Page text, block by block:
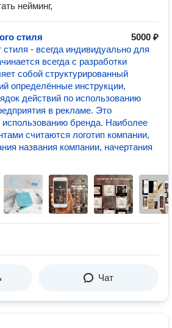
нейминг,
стиля
5000 ₽
- всегда индивидуально для
всегда с разработки
собой структурированный
определённые инструкции,
действий по использованию
в рекламе. Это
бренда. Наиболее
считаются логотип компании,
названия компании, начертания
Чат